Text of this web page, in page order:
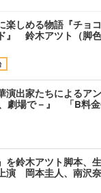
楽しめる物語『チョ
』 鈴木アツト（脚
演出家たちによるア
劇場で－』 「B料
を鈴木アツト脚本、
演 岡本圭人、南沢